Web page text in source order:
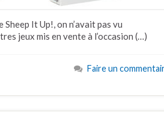
It Up!, on n’avait pas vu
jeux mis en vente à l’occasion (…)
Faire un